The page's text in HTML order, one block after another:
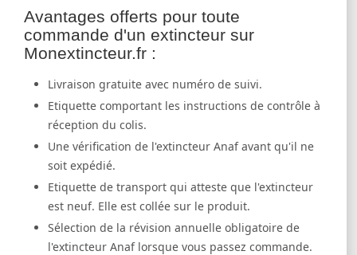
Avantages offerts pour toute
commande d'un extincteur sur
Monextincteur.fr :
Livraison gratuite avec numéro de suivi.
Etiquette comportant les instructions de contrôle à
réception du colis.
Une vérification de l'extincteur Anaf avant qu'il ne
soit expédié.
Etiquette de transport qui atteste que l'extincteur
est neuf. Elle est collée sur le produit.
Sélection de la révision annuelle obligatoire de
l'extincteur Anaf lorsque vous passez commande.